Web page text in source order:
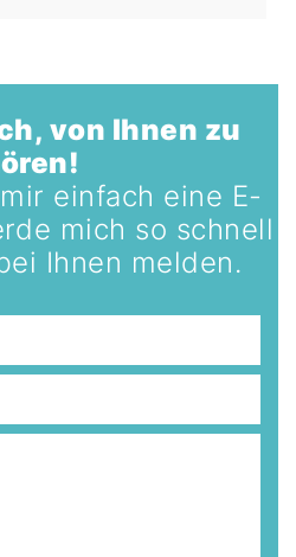
von Ihnen zu
einfach eine E-
mich so schnell
Ihnen melden.